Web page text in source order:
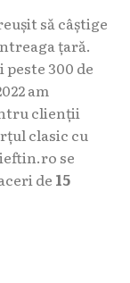
să câștige
țară.
300 de
am
clienții
clasic cu
se
de 15